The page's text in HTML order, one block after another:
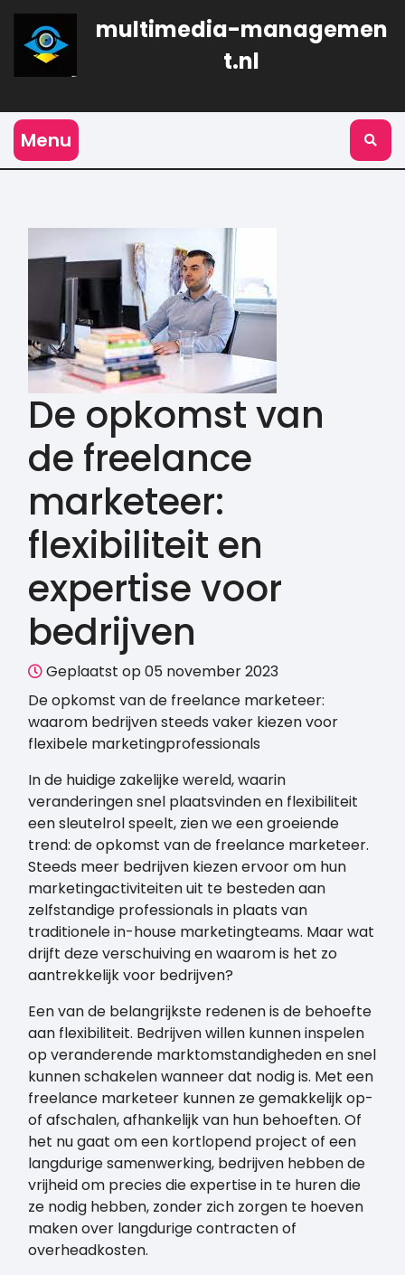
Naar
inhoud
gaan
multimedia-managemen
t.nl
Menu
De opkomst van
de freelance
marketeer:
flexibiliteit en
expertise voor
bedrijven
Geplaatst op 05 november 2023
De opkomst van de freelance marketeer:
waarom bedrijven steeds vaker kiezen voor
flexibele marketingprofessionals
In de huidige zakelijke wereld, waarin
veranderingen snel plaatsvinden en flexibiliteit
een sleutelrol speelt, zien we een groeiende
trend: de opkomst van de freelance marketeer.
Steeds meer bedrijven kiezen ervoor om hun
marketingactiviteiten uit te besteden aan
zelfstandige professionals in plaats van
traditionele in-house marketingteams. Maar wat
drijft deze verschuiving en waarom is het zo
aantrekkelijk voor bedrijven?
Een van de belangrijkste redenen is de behoefte
aan flexibiliteit. Bedrijven willen kunnen inspelen
op veranderende marktomstandigheden en snel
kunnen schakelen wanneer dat nodig is. Met een
freelance marketeer kunnen ze gemakkelijk op-
of afschalen, afhankelijk van hun behoeften. Of
het nu gaat om een kortlopend project of een
langdurige samenwerking, bedrijven hebben de
vrijheid om precies die expertise in te huren die
ze nodig hebben, zonder zich zorgen te hoeven
maken over langdurige contracten of
overheadkosten.